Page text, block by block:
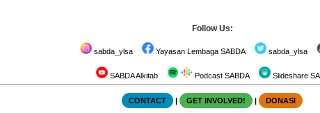
Follow Us:
sabda_ylsa Yayasan Lembaga SABDA sabda_ylsa
SABDA Alkitab Podcast SABDA Slideshare
CONTACT | GET INVOLVED! | DONASI